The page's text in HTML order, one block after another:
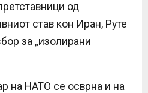
од
став кон Иран, Руте
за „изолирани
на НАТО се осврна и на